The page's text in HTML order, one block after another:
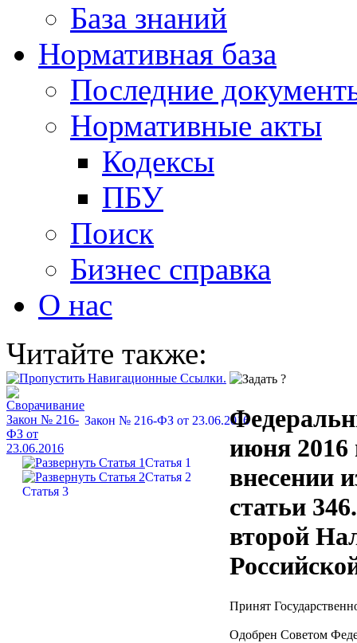
База знаний
Нормативная база
Последние
Нормативные акты
Кодексы
ПБУ
Поиск
Бизнес справка
О нас
Читайте также:
Закон № 216-ФЗ от 23.06.2016
Статья 1
Статья 2
Статья 3
июня
внесении
статьи
второй
Принят
Одобрен Советом